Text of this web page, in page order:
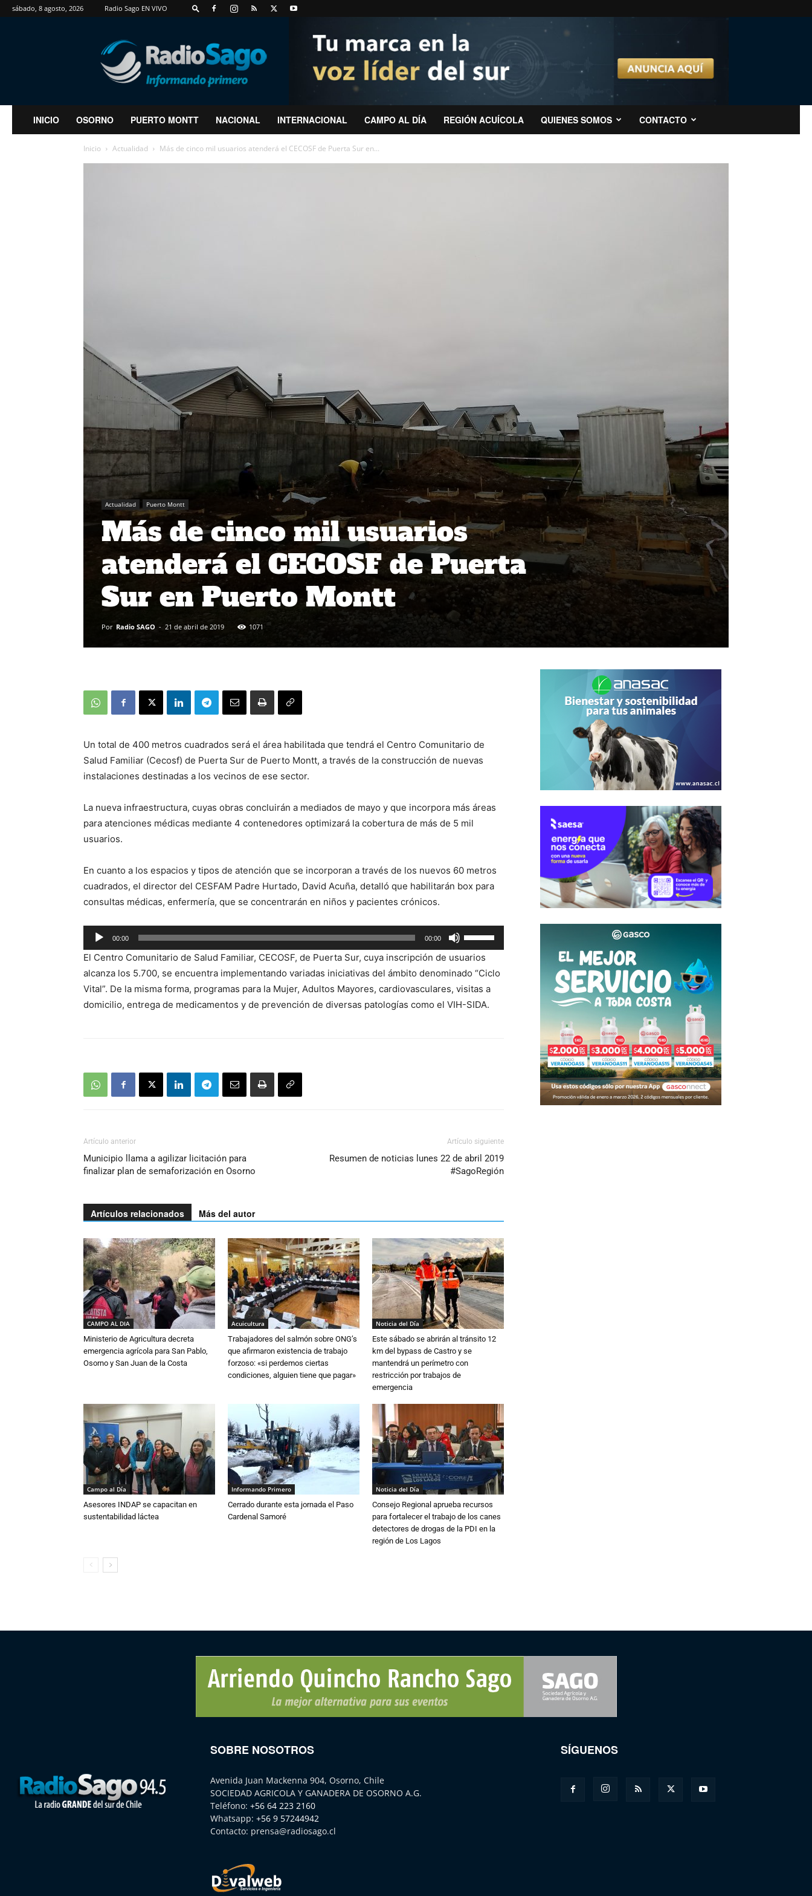
sábado, 8 agosto, 2026 Radio Sago EN VIVO
RadioSago
INICIO OSORNO PUERTO MONTT NACIONAL INTERNACIONAL CAMPO AL DÍA REGIÓN ACUÍCOLA QUIENES SOMOS CONTACTO
Inicio Actualidad Más de cinco mil usuarios atenderá el CECOSF de Puerta Sur en...
Actualidad Puerto Montt
Más de cinco mil usuarios
atenderá el CECOSF de Puerta
Sur en Puerto Montt
Por Radio SAGO - 21 de abril de 2019 1071
Un total de 400 metros cuadrados será el área habilitada que tendrá el Centro Comunitario de
Salud Familiar (Cecosf) de Puerta Sur de Puerto Montt, a través de la construcción de nuevas
instalaciones destinadas a los vecinos de ese sector.
La nueva infraestructura, cuyas obras concluirán a mediados de mayo y que incorpora más áreas
para atenciones médicas mediante 4 contenedores optimizará la cobertura de más de 5 mil
usuarios.
En cuanto a los espacios y tipos de atención que se incorporan a través de los nuevos 60 metros
cuadrados, el director del CESFAM Padre Hurtado, David Acuña, detalló que habilitarán box para
consultas médicas, enfermería, que se concentrarán en niños y pacientes crónicos.
Reproductor
de
audio
00:00 00:00
las
teclas
de
flecha
arriba/abajo
El Centro Comunitario de Salud Familiar, CECOSF, de Puerta Sur, cuya inscripción de usuarios
alcanza los 5.700, se encuentra implementando variadas iniciativas del ámbito denominado “Ciclo
Vital”. De la misma forma, programas para la Mujer, Adultos Mayores, cardiovasculares, visitas a
domicilio, entrega de medicamentos y de prevención de diversas patologías como el VIH-SIDA.
Artículo anterior
Municipio llama a agilizar licitación para
finalizar plan de semaforización en Osorno
Artículo siguiente
Resumen de noticias lunes 22 de abril 2019
#SagoRegión
Artículos relacionados Más del autor
CAMPO AL DIA
Ministerio de Agricultura decreta
emergencia agrícola para San Pablo,
Osorno y San Juan de la Costa
Acuicultura
Trabajadores del salmón sobre ONG’s
que afirmaron existencia de trabajo
forzoso: «si perdemos ciertas
condiciones, alguien tiene que pagar»
Noticia del Día
Este sábado se abrirán al tránsito 12
km del bypass de Castro y se
mantendrá un perímetro con
restricción por trabajos de
emergencia
Campo al Día
Asesores INDAP se capacitan en
sustentabilidad láctea
Informando Primero
Cerrado durante esta jornada el Paso
Cardenal Samoré
Noticia del Día
Consejo Regional aprueba recursos
para fortalecer el trabajo de los canes
detectores de drogas de la PDI en la
región de Los Lagos
SOBRE NOSOTROS
Avenida Juan Mackenna 904, Osorno, Chile
SOCIEDAD AGRICOLA Y GANADERA DE OSORNO A.G.
Teléfono: +56 64 223 2160
Whatsapp: +56 9 57244942
Contacto: prensa@radiosago.cl
SÍGUENOS